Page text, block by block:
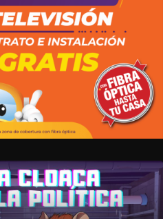
LOCALES OPINIÓN